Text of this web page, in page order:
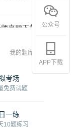
真题下载
备学习包
管理师精
我的题库
考场
免费试题
一练
10题练习
公众号
APP下载